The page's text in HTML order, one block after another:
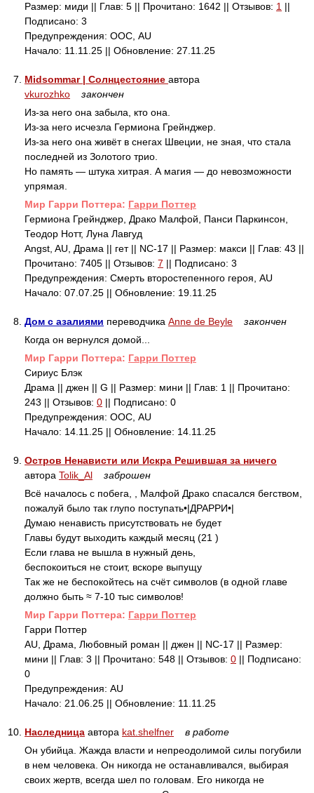
Размер: миди || Глав: 5 || Прочитано: 1642 || Отзывов: 1 ||
Подписано: 3
Предупреждения: ООС, AU
Начало: 11.11.25 || Обновление: 27.11.25
7. Midsommar | Солнцестояние автора
vkurozhko
закончен
Из-за него она забыла, кто она.
Из-за него исчезла Гермиона Грейнджер.
Из-за него она живёт в снегах Швеции, не зная, что стала
последней из Золотого трио.
Но память — штука хитрая. А магия — до невозможности
упрямая.
Mир Гарри Поттера: Гарри Поттер
Гермиона Грейнджер, Драко Малфой, Панси Паркинсон,
Теодор Нотт, Луна Лавгуд
Angst, AU, Драма || гет || NC-17 || Размер: макси || Глав: 43 ||
Прочитано: 7405 || Отзывов: 7 || Подписано: 3
Предупреждения: Смерть второстепенного героя, AU
Начало: 07.07.25 || Обновление: 19.11.25
8. Дом с азалиями переводчика Anne de Beyle
закончен
Когда он вернулся домой...
Mир Гарри Поттера: Гарри Поттер
Сириус Блэк
Драма || джен || G || Размер: мини || Глав: 1 || Прочитано:
243 || Отзывов: 0 || Подписано: 0
Предупреждения: ООС, AU
Начало: 14.11.25 || Обновление: 14.11.25
9. Остров Ненависти или Искра Решившая за ничего
автора Tolik_Al
заброшен
Всё началось с побега, , Малфой Драко спасался бегством,
пожалуй было так глупо поступать•|ДРАРРИ•|
Думаю ненависть присутствовать не будет
Главы будут выходить каждый месяц (21 )
Если глава не вышла в нужный день,
беспокоиться не стоит, вскоре выпущу
Так же не беспокойтесь на счёт символов (в одной главе
должно быть ≈ 7-10 тыс символов!
Mир Гарри Поттера: Гарри Поттер
Гарри Поттер
AU, Драма, Любовный роман || джен || NC-17 || Размер:
мини || Глав: 3 || Прочитано: 548 || Отзывов: 0 || Подписано:
0
Предупреждения: AU
Начало: 21.06.25 || Обновление: 11.11.25
10. Наследница автора kat.shelfner
в работе
Он убийца. Жажда власти и непреодолимой силы погубили
в нем человека. Он никогда не останавливался, выбирая
своих жертв, всегда шел по головам. Его никогда не